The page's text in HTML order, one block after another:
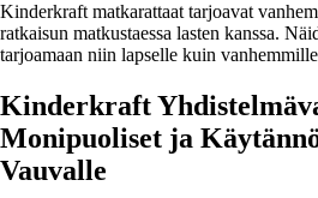
Kinderkraft matkarattaat tarjoavat
ratkaisun matkustaessa lasten kanssa.
tarjoamaan niin lapselle kuin
Kinderkraft
Monipuoliset ja
Vauvalle